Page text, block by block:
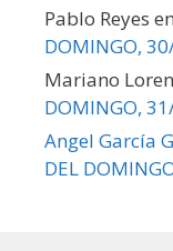
Pablo Reyes en
DOMINGO,
Mariano
DOMINGO,
Angel García
DEL